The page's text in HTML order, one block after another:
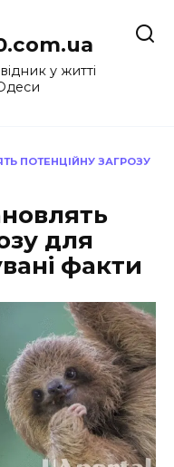
у житті
ПОТЕНЦІЙНУ ЗАГРОЗУ
для
факти